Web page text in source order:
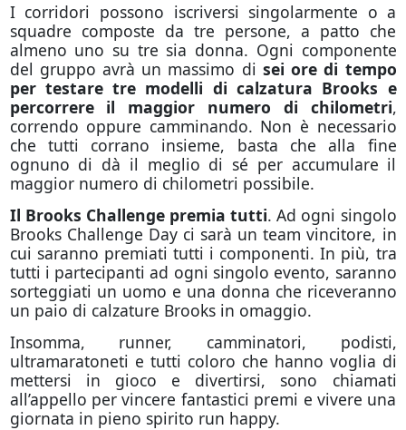
I corridori possono iscriversi singolarmente o a
squadre composte da tre persone, a patto che
almeno uno su tre sia donna. Ogni componente
del gruppo avrà un massimo di sei ore di tempo
per testare tre modelli di calzatura Brooks e
percorrere il maggior numero di chilometri,
correndo oppure camminando. Non è necessario
che tutti corrano insieme, basta che alla fine
ognuno di dà il meglio di sé per accumulare il
maggior numero di chilometri possibile.
Il Brooks Challenge premia tutti. Ad ogni singolo
Brooks Challenge Day ci sarà un team vincitore, in
cui saranno premiati tutti i componenti. In più, tra
tutti i partecipanti ad ogni singolo evento, saranno
sorteggiati un uomo e una donna che riceveranno
un paio di calzature Brooks in omaggio.
Insomma, runner, camminatori, podisti,
ultramaratoneti e tutti coloro che hanno voglia di
mettersi in gioco e divertirsi, sono chiamati
all’appello per vincere fantastici premi e vivere una
giornata in pieno spirito run happy.